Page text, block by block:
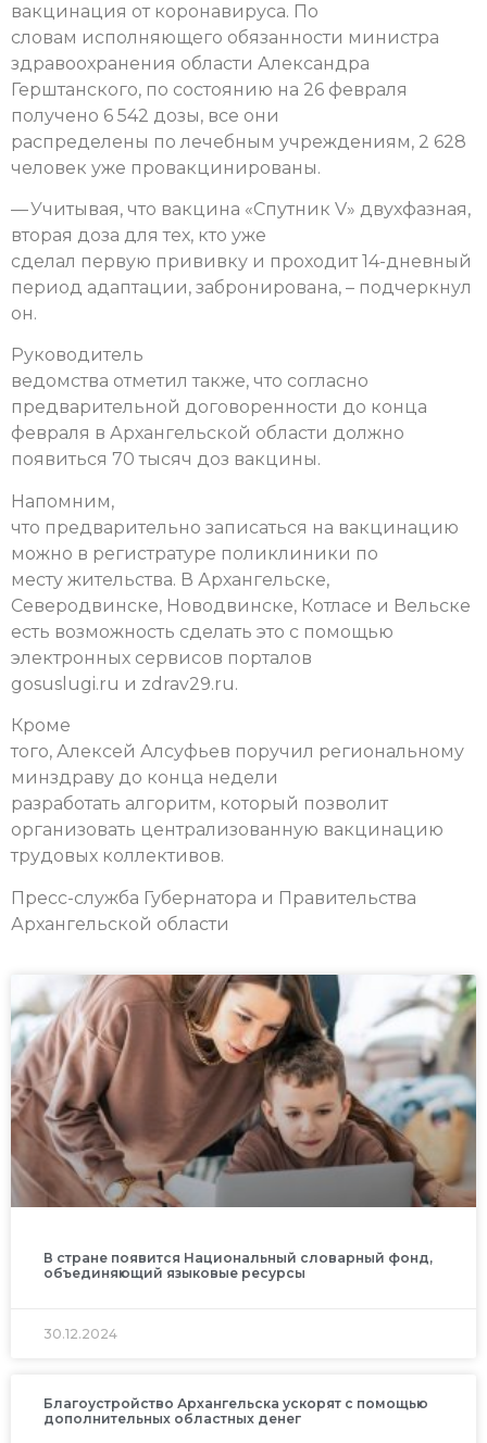
вакцинация от коронавируса. По
словам исполняющего обязанности министра
здравоохранения области Александра
Герштанского, по состоянию на 26 февраля
получено 6 542 дозы, все они
распределены по лечебным учреждениям, 2 628
человек уже провакцинированы.
— Учитывая, что вакцина «Спутник V» двухфазная,
вторая доза для тех, кто уже
сделал первую прививку и проходит 14-дневный
период адаптации, забронирована, – подчеркнул
он.
Руководитель
ведомства отметил также, что согласно
предварительной договоренности до конца
февраля в Архангельской области должно
появиться 70 тысяч доз вакцины.
Напомним,
что предварительно записаться на вакцинацию
можно в регистратуре поликлиники по
месту жительства. В Архангельске,
Северодвинске, Новодвинске, Котласе и Вельске
есть возможность сделать это с помощью
электронных сервисов порталов
gosuslugi.ru и zdrav29.ru.
Кроме
того, Алексей Алсуфьев поручил региональному
минздраву до конца недели
разработать алгоритм, который позволит
организовать централизованную вакцинацию
трудовых коллективов.
Пресс-служба Губернатора и Правительства
Архангельской области
В стране появится Национальный словарный фонд,
объединяющий языковые ресурсы
30.12.2024
Благоустройство Архангельска ускорят с помощью
дополнительных областных денег